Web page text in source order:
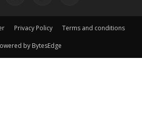
Privacy Policy Terms and conditions
by BytesEdge